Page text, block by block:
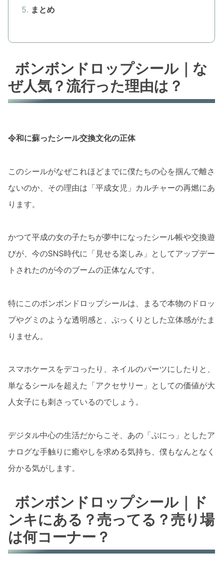
まとめ
ボンボンドロップシール｜な
ぜ人気？流行った理由は？
令和に蘇ったシール交換文化の正体
このシールがなぜこれほどまでに僕たちの心を掴んで離さ
ないのか、その理由は「平成女児」カルチャーの再燃にあ
ります。
かつて平成の女の子たちが夢中になったシール帳や交換遊
びが、今のSNS時代に「見せる楽しみ」としてアップデー
トされたのが今のブームの正体なんです。
特にこのボンボンドロップシールは、まるで本物のドロッ
プやグミのような透明感と、ぷっくりとした立体感がたま
りません。
スマホケースをデコったり、ネイルのパーツにしたりと、
単なるシールを超えた「アクセサリー」としての価値が大
人女子にも刺さっているのでしょう。
デジタル中心の生活だからこそ、あの「ぷにっ」としたア
ナログな手触りに癒やしを求める気持ち、僕もなんとなく
分かる気がします。
ボンボンドロップシール｜ド
ンキにある？売ってる？売り場
は何コーナー？